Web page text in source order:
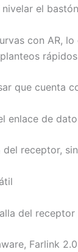
el
con AR,
que cuenta
enlace de
receptor,
del
Farlink